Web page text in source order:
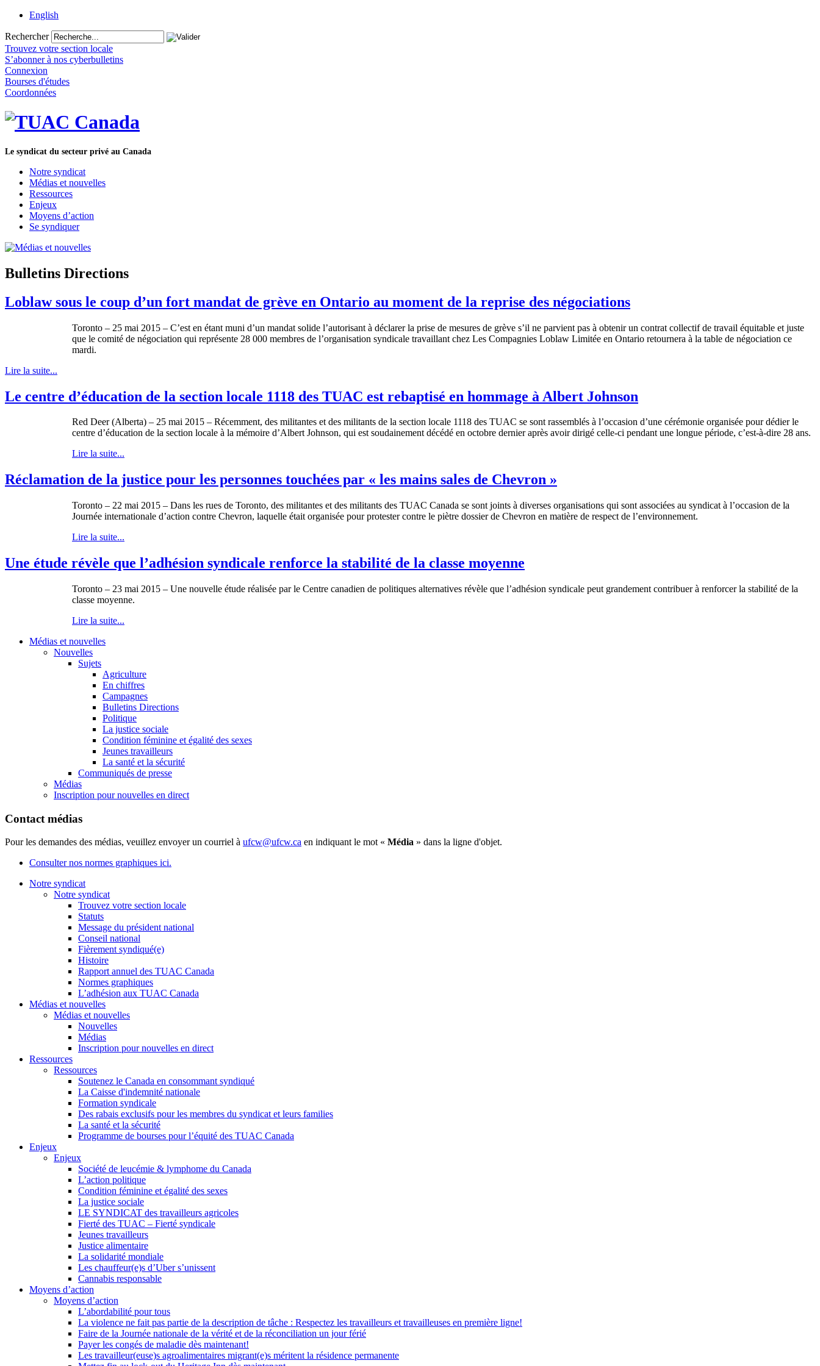
English
Rechercher
Trouvez votre section locale
S’abonner à nos cyberbulletins
Connexion
Bourses d'études
Coordonnées
Le syndicat du secteur privé au Canada
Notre syndicat
Médias et nouvelles
Ressources
Enjeux
Moyens d’action
Se syndiquer
Bulletins Directions
Loblaw sous le coup d’un fort mandat de grève en Ontario au moment de la reprise des négociations
Toronto – 25 mai 2015 – C’est en étant muni d’un mandat solide l’autorisant à déclarer la prise de mesures de grève s’il ne parvient pas à obtenir un contrat collectif de travail équitable et juste
que le comité de négociation qui représente 28 000 membres de l’organisation syndicale travaillant chez Les Compagnies Loblaw Limitée en Ontario retournera à la table de négociation ce
mardi.
Lire la suite...
Le centre d’éducation de la section locale 1118 des TUAC est rebaptisé en hommage à Albert Johnson
Red Deer (Alberta) – 25 mai 2015 – Récemment, des militantes et des militants de la section locale 1118 des TUAC se sont rassemblés à l’occasion d’une cérémonie organisée pour dédier le
centre d’éducation de la section locale à la mémoire d’Albert Johnson, qui est soudainement décédé en octobre dernier après avoir dirigé celle-ci pendant une longue période, c’est-à-dire 28 ans.
Lire la suite...
Réclamation de la justice pour les personnes touchées par « les mains sales de Chevron »
Toronto – 22 mai 2015 – Dans les rues de Toronto, des militantes et des militants des TUAC Canada se sont joints à diverses organisations qui sont associées au syndicat à l’occasion de la
Journée internationale d’action contre Chevron, laquelle était organisée pour protester contre le piètre dossier de Chevron en matière de respect de l’environnement.
Lire la suite...
Une étude révèle que l’adhésion syndicale renforce la stabilité de la classe moyenne
Toronto – 23 mai 2015 – Une nouvelle étude réalisée par le Centre canadien de politiques alternatives révèle que l’adhésion syndicale peut grandement contribuer à renforcer la stabilité de la
classe moyenne.
Lire la suite...
Médias et nouvelles
Nouvelles
Sujets
Agriculture
En chiffres
Campagnes
Bulletins Directions
Politique
La justice sociale
Condition féminine et égalité des sexes
Jeunes travailleurs
La santé et la sécurité
Communiqués de presse
Médias
Inscription pour nouvelles en direct
Contact médias
Pour les demandes des médias, veuillez envoyer un courriel à ufcw@ufcw.ca en indiquant le mot « Média » dans la ligne d'objet.
Consulter nos normes graphiques ici.
Notre syndicat
Notre syndicat
Trouvez votre section locale
Statuts
Message du président national
Conseil national
Fièrement syndiqué(e)
Histoire
Rapport annuel des TUAC Canada
Normes graphiques
L’adhésion aux TUAC Canada
Médias et nouvelles
Médias et nouvelles
Nouvelles
Médias
Inscription pour nouvelles en direct
Ressources
Ressources
Soutenez le Canada en consommant syndiqué
La Caisse d'indemnité nationale
Formation syndicale
Des rabais exclusifs pour les membres du syndicat et leurs families
La santé et la sécurité
Programme de bourses pour l’équité des TUAC Canada
Enjeux
Enjeux
Société de leucémie & lymphome du Canada
L’action politique
Condition féminine et égalité des sexes
La justice sociale
LE SYNDICAT des travailleurs agricoles
Fierté des TUAC – Fierté syndicale
Jeunes travailleurs
Justice alimentaire
La solidarité mondiale
Les chauffeur(e)s d’Uber s’unissent
Cannabis responsable
Moyens d’action
Moyens d’action
L’abordabilité pour tous
La violence ne fait pas partie de la description de tâche : Respectez les travailleurs et travailleuses en première ligne!
Faire de la Journée nationale de la vérité et de la réconciliation un jour férié
Payer les congés de maladie dès maintenant!
Les travailleur(euse)s agroalimentaires migrant(e)s méritent la résidence permanente